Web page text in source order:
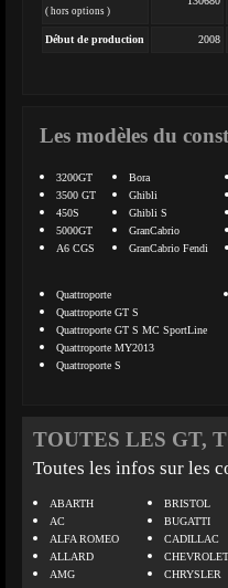
( hors options )
Début de production 2008
Les modèles du
3200GT
3500 GT
450S
5000GT
A6 CGS
Bora
Ghibli
Ghibli S
GranCabrio
GranCabrio Fendi
Quattroporte
Quattroporte GT S
Quattroporte GT S MC SportLine
Quattroporte MY2013
Quattroporte S
TOUTES LES GT,
Toutes les infos sur les
ABARTH
AC
ALFA ROMEO
ALLARD
AMG
BRISTOL
BUGATTI
CADILLAC
CHEVROLET
CHRYSLER